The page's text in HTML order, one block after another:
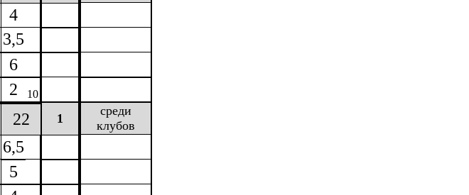
4
3,5
6
2 10
22 1
среди
клубов
6,5
5